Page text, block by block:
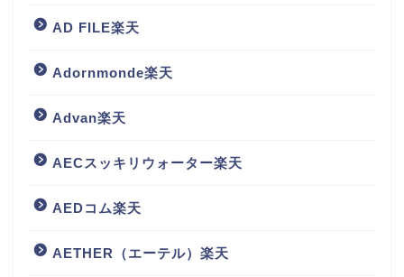
AD FILE楽天
Adornmonde楽天
Advan楽天
AECスッキリウォーター楽天
AEDコム楽天
AETHER（エーテル）楽天